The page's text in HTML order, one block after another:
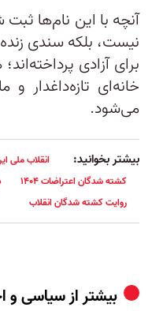
آنچه با این نام‌ها
نیست، بلکه سندی
برای آزادی
خانه‌ای تازه‌داغدار و
می‌شود.
بیشتر بخوانید: انقلاب ملی
کشته شدگان اعتراضات ۱۴۰۴
روایت کشته شدگان انقلاب
بیشتر ازسیاسی و